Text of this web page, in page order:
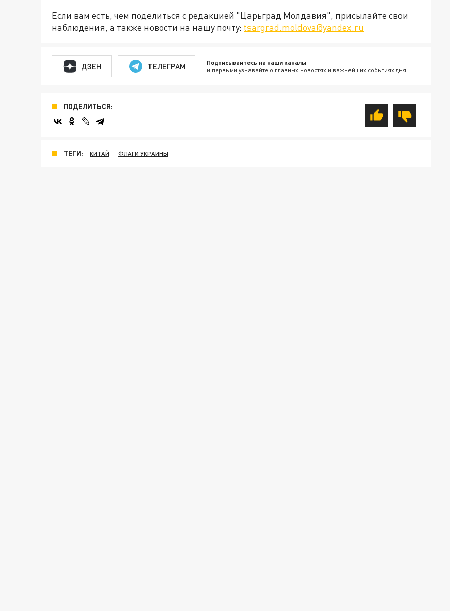
Если вам есть, чем поделиться с редакцией "Царьград Молдавия", присылайте свои
наблюдения, а также новости на нашу почту: tsargrad.moldova@yandex.ru
ДЗЕН ТЕЛЕГРАМ Подписывайтесь на наши каналы
и первыми узнавайте о главных новостях и важнейших событиях дня.
ПОДЕЛИТЬСЯ:
ТЕГИ: КИТАЙ ФЛАГИ УКРАИНЫ